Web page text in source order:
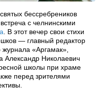
бессребреников
с челнинскими
. В этот вечер свои стихи
— главный редактор
журнала «Аргамак»,
Александр Николаевич
школы при храме
перед зрителями